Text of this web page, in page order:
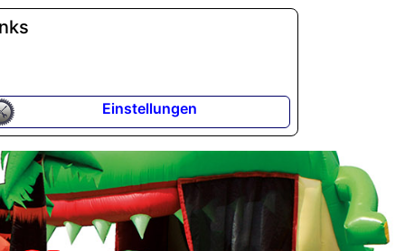
Einstellungen